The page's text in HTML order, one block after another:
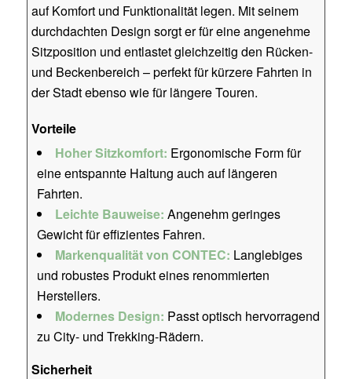
auf Komfort und Funktionalität legen. Mit seinem
durchdachten Design sorgt er für eine angenehme
Sitzposition und entlastet gleichzeitig den Rücken-
und Beckenbereich – perfekt für kürzere Fahrten in
der Stadt ebenso wie für längere Touren.
Vorteile
Hoher Sitzkomfort: Ergonomische Form für
eine entspannte Haltung auch auf längeren
Fahrten.
Leichte Bauweise: Angenehm geringes
Gewicht für effizientes Fahren.
Markenqualität von CONTEC: Langlebiges
und robustes Produkt eines renommierten
Herstellers.
Modernes Design: Passt optisch hervorragend
zu City- und Trekking-Rädern.
Sicherheit